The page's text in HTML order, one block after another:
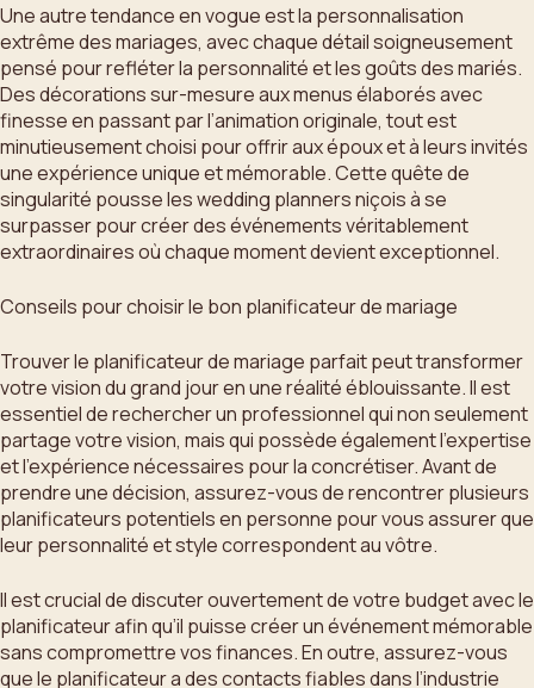
Une autre tendance en vogue est la personnalisation
extrême des mariages, avec chaque détail soigneusement
pensé pour refléter la personnalité et les goûts des mariés.
Des décorations sur-mesure aux menus élaborés avec
finesse en passant par l’animation originale, tout est
minutieusement choisi pour offrir aux époux et à leurs invités
une expérience unique et mémorable. Cette quête de
singularité pousse les wedding planners niçois à se
surpasser pour créer des événements véritablement
extraordinaires où chaque moment devient exceptionnel.
Conseils pour choisir le bon planificateur de mariage
Trouver le planificateur de mariage parfait peut transformer
votre vision du grand jour en une réalité éblouissante. Il est
essentiel de rechercher un professionnel qui non seulement
partage votre vision, mais qui possède également l’expertise
et l’expérience nécessaires pour la concrétiser. Avant de
prendre une décision, assurez-vous de rencontrer plusieurs
planificateurs potentiels en personne pour vous assurer que
leur personnalité et style correspondent au vôtre.
Il est crucial de discuter ouvertement de votre budget avec le
planificateur afin qu’il puisse créer un événement mémorable
sans compromettre vos finances. En outre, assurez-vous
que le planificateur a des contacts fiables dans l’industrie